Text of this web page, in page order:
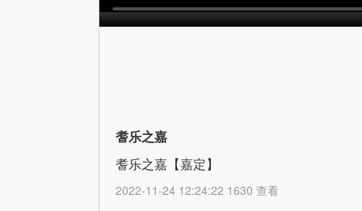
耆乐之嘉
耆乐之嘉【嘉定】
2022-11-24 12:24:22 1630 查看